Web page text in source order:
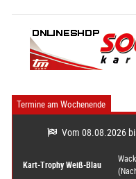
Termine am Wochenende
Vom 08.08.2026
Kart-Trophy Weiß-Blau